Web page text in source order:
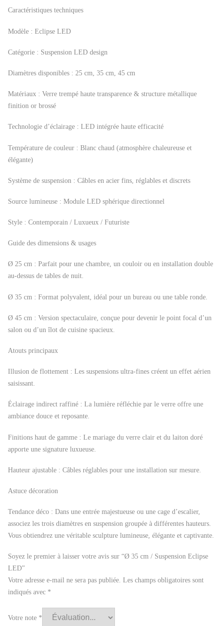
Caractéristiques techniques
Modèle : Eclipse LED
Catégorie : Suspension LED design
Diamètres disponibles : 25 cm, 35 cm, 45 cm
Matériaux : Verre trempé haute transparence & structure métallique
finition or brossé
Technologie d’éclairage : LED intégrée haute efficacité
Température de couleur : Blanc chaud (atmosphère chaleureuse et
élégante)
Système de suspension : Câbles en acier fins, réglables et discrets
Source lumineuse : Module LED sphérique directionnel
Style : Contemporain / Luxueux / Futuriste
Guide des dimensions & usages
Ø 25 cm : Parfait pour une chambre, un couloir ou en installation double
au-dessus de tables de nuit.
Ø 35 cm : Format polyvalent, idéal pour un bureau ou une table ronde.
Ø 45 cm : Version spectaculaire, conçue pour devenir le point focal d’un
salon ou d’un îlot de cuisine spacieux.
Atouts principaux
Illusion de flottement : Les suspensions ultra-fines créent un effet aérien
saisissant.
Éclairage indirect raffiné : La lumière réfléchie par le verre offre une
ambiance douce et reposante.
Finitions haut de gamme : Le mariage du verre clair et du laiton doré
apporte une signature luxueuse.
Hauteur ajustable : Câbles réglables pour une installation sur mesure.
Astuce décoration
Tendance déco : Dans une entrée majestueuse ou une cage d’escalier,
associez les trois diamètres en suspension groupée à différentes hauteurs.
Vous obtiendrez une véritable sculpture lumineuse, élégante et captivante.
Soyez le premier à laisser votre avis sur “Ø 35 cm / Suspension Eclipse
LED”
Votre adresse e-mail ne sera pas publiée. Les champs obligatoires sont
indiqués avec *
Votre note *